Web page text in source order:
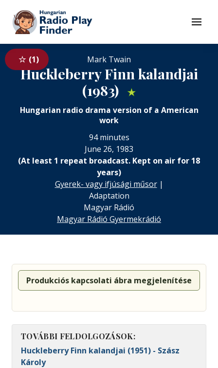
To contents
Menu
1 Mark Twain
Huckleberry Finn kalandjai
(1983)
★
Hungarian radio drama version of a American
work
94 minutes
June 26, 1983
(At least 1 repeat broadcast. Kept on air for 18
years)
Gyerek- vagy ifjúsági műsor|
Adaptation
Magyar Rádió
Magyar Rádió Gyermekrádió
Produkciós kapcsolati ábra megjelenítése
TOVÁBBI FELDOLGOZÁSOK:
Huckleberry Finn kalandjai (1951) - Szász
Károly